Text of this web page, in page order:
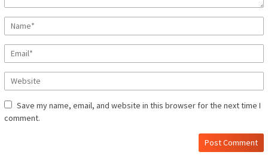
Save my name, email, and website in this browser for the next time I
comment.